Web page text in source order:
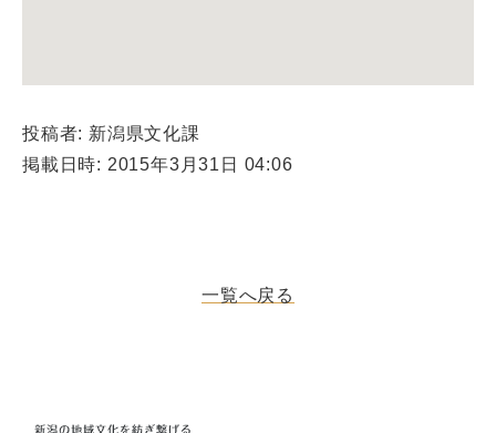
投稿者: 新潟県文化課
掲載日時: 2015年3月31日 04:06
一覧へ戻る